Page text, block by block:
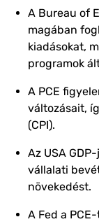
A Bureau of
magában
kiadásokat,
programok
A PCE
változásait,
(CPI).
Az USA
vállalati
növekedést.
A Fed a